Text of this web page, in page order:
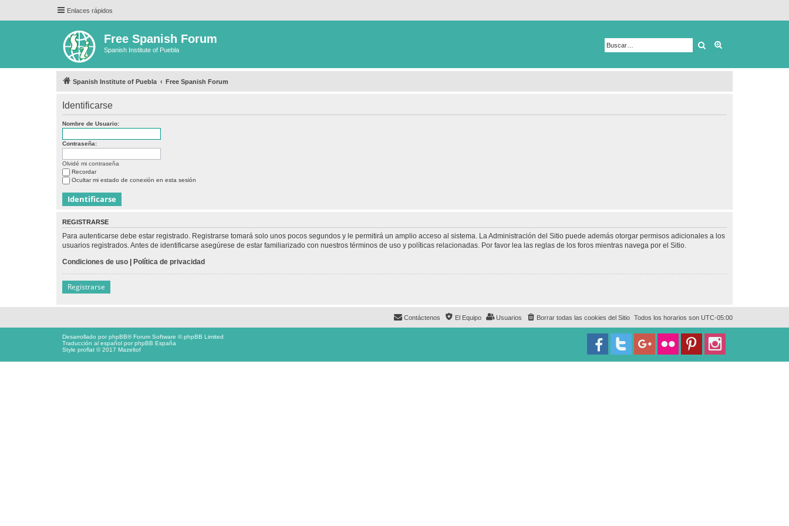
Enlaces rápidos
Free Spanish Forum
Spanish Institute of Puebla Buscar
Spanish Institute of Puebla Free Spanish Forum
Identificarse
Nombre de Usuario:
Contraseña:
Olvidé mi contraseña
Recordar
Ocultar mi estado de conexión en esta sesión
REGISTRARSE
Para autenticarse debe estar registrado. Registrarse tomará solo unos pocos segundos y le permitirá un amplio acceso al sistema. La Administración del Sitio puede además otorgar permisos adicionales a los
usuarios registrados. Antes de identificarse asegúrese de estar familiarizado con nuestros términos de uso y políticas relacionadas. Por favor lea las reglas de los foros mientras navega por el Sitio.
Condiciones de uso | Política de privacidad
Registrarse
Todos los horarios son UTC-05:00
Borrar todas las cookies del Sitio
Usuarios
El Equipo
Contáctenos
Desarrollado porphpBB® Forum Software © phpBB Limited
Traducción al español porphpBB España
Style proflat © 2017 Mazeltof